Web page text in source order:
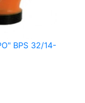
BPS 32/14-